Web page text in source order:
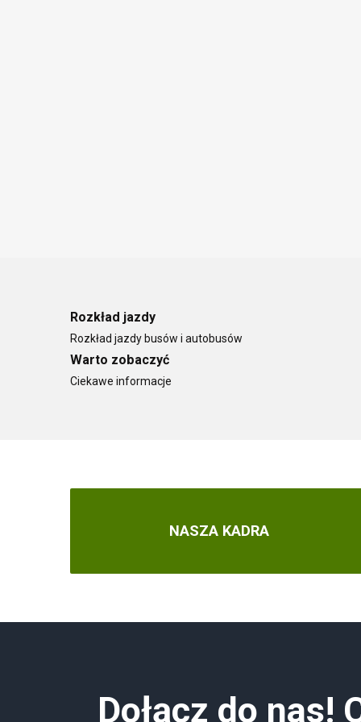
Rozkład jazdy
Rozkład jazdy busów i autobusów
Warto zobaczyć
Ciekawe informacje
NASZA KADRA
Dołącz do nas!